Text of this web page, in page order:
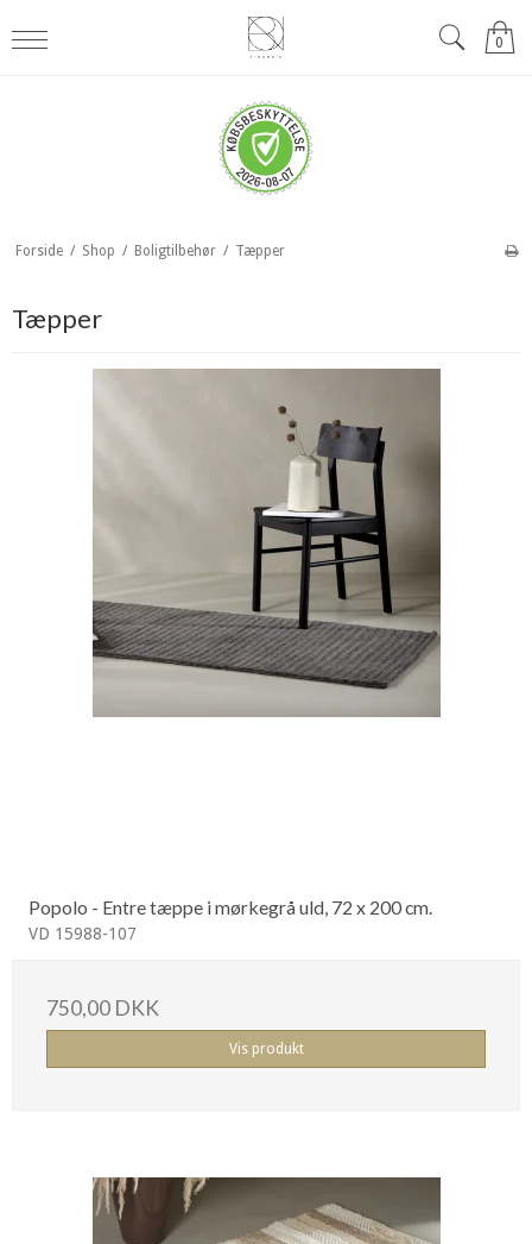
0
Forside / Shop / Boligtilbehør / Tæpper
Tæpper
Popolo - Entre tæppe i mørkegrå uld, 72 x 200 cm.
VD 15988-107
750,00 DKK
Vis produkt